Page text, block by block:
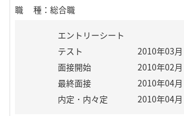
職種 ： 総合職
エントリーシート
テスト
2010年03月
面接開始
2010年02月
最終面接
2010年04月
内定・内々定
2010年04月